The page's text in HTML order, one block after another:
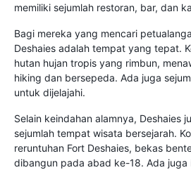
memiliki sejumlah restoran, bar, dan
Bagi mereka yang mencari
Deshaies adalah tempat yang tepat.
hutan hujan tropis yang rimbun,
hiking dan bersepeda. Ada juga
untuk dijelajahi.
Selain keindahan alamnya, Deshaies
sejumlah tempat wisata bersejarah.
reruntuhan Fort Deshaies, bekas
dibangun pada abad ke-18. Ada juga